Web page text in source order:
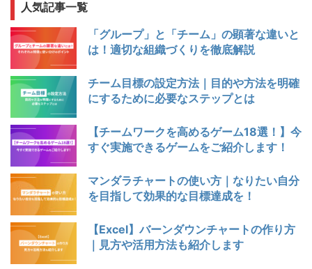
人気記事一覧
「グループ」と「チーム」の顕著な違いと
は！適切な組織づくりを徹底解説
チーム目標の設定方法｜目的や方法を明確
にするために必要なステップとは
【チームワークを高めるゲーム18選！】今
すぐ実施できるゲームをご紹介します！
マンダラチャートの使い方｜なりたい自分
を目指して効果的な目標達成を！
【Excel】バーンダウンチャートの作り方
｜見方や活用方法も紹介します